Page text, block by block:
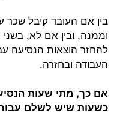
בין אם העובד קיבל שכר
וממנה, ובין אם לא,
להחזר הוצאות הנסיעה
העבודה ובחזרה.
אם כך, מתי שעות
כשעות שיש לשלם